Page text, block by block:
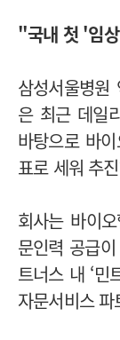
" 국내 첫 '임
삼성서울병
은 최근 데일
바탕으로 바
표로 세워 추
회사는 바이
문인력 공급
트너스 내 ‘민
자문서비스